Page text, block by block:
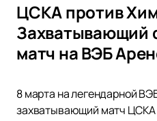
ЦСКА против
Захватывающий
матч на ВЭБ
8 марта на легендарной
захватывающий матч ЦСКА